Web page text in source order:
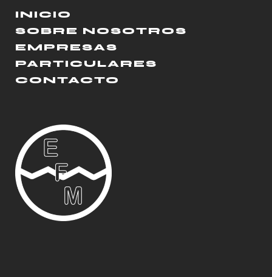
INICIO
SOBRE NOSOTROS
EMPRESAS
PARTICULARES
CONTACTO